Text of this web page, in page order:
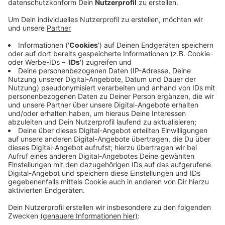
Das sei aber im Hinblick auf das Ziel, die
Infektionsketten zu unterbrechen,
kontraproduktiv.
Denn es dürfen nur Kinder in der Betreuung
zusammen kommen, die bisher auch schon
direkten Kontakt miteinander hatten.
Außerdem müsse der Kinderschutz gewährleistet
sein, was üblicherweise unter anderem durch
erweiterte Führungszeugnisse, Schulungen oder
die Erteilung von Betriebserlaubnissen abgesichert
wird.
Veröffentlicht:Donnerstag, 19.03.2020 17:55